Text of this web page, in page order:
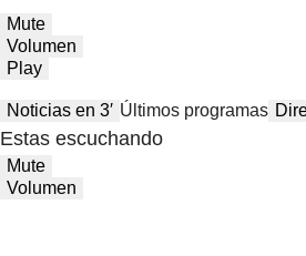
Mute
Volumen
Play
Noticias en 3′ Últimos programas
Estas escuchando
Mute
Volumen